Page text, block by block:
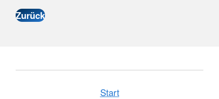
Start